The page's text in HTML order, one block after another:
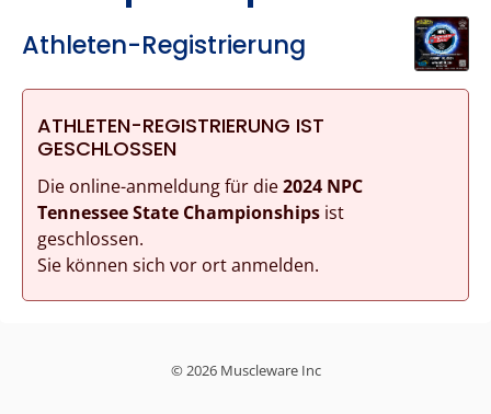
Athleten-Registrierung
ATHLETEN-REGISTRIERUNG IST
GESCHLOSSEN
Die online-anmeldung für die2024 NPC
Tennessee State Championshipsist
geschlossen.
Sie können sich vor ort anmelden.
© 2026 Muscleware Inc